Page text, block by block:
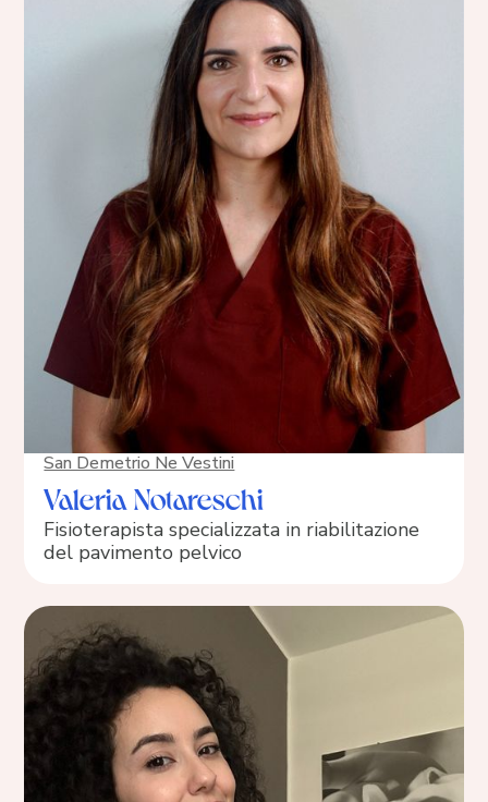
San Demetrio Ne Vestini
Valeria Notareschi
Fisioterapista specializzata in riabilitazione
del pavimento pelvico